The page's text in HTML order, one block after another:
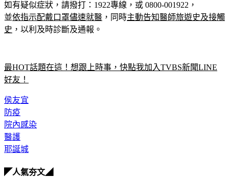
如有疑似症狀，請撥打：1922專線，或 0800-001922，
並依指示配戴口罩儘速就醫 ，同時主動告知醫師旅遊史及接觸
史 ，以利及時診斷及通報。
最HOT話題在這！想跟上時事，快點我加入TVBS新聞LINE
好友！
侯友宜
防疫
院內感染
醫護
耶誕城
◤人氣夯文◢